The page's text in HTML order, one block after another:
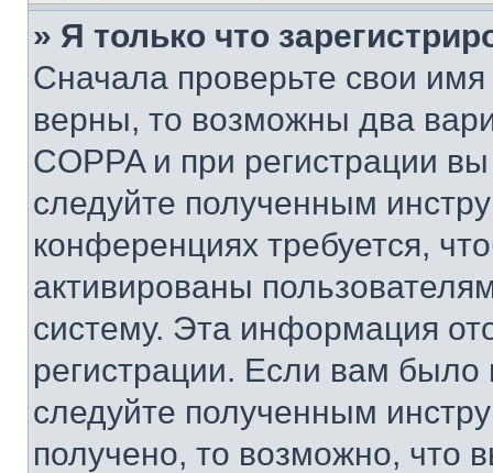
» Я только что
Сначала проверьте свои
верны, то возможны два
COPPA и при регистрации
следуйте полученным
конференциях требуется,
активированы
систему. Эта информация
регистрации. Если вам
следуйте полученным
получено, то возможно, что